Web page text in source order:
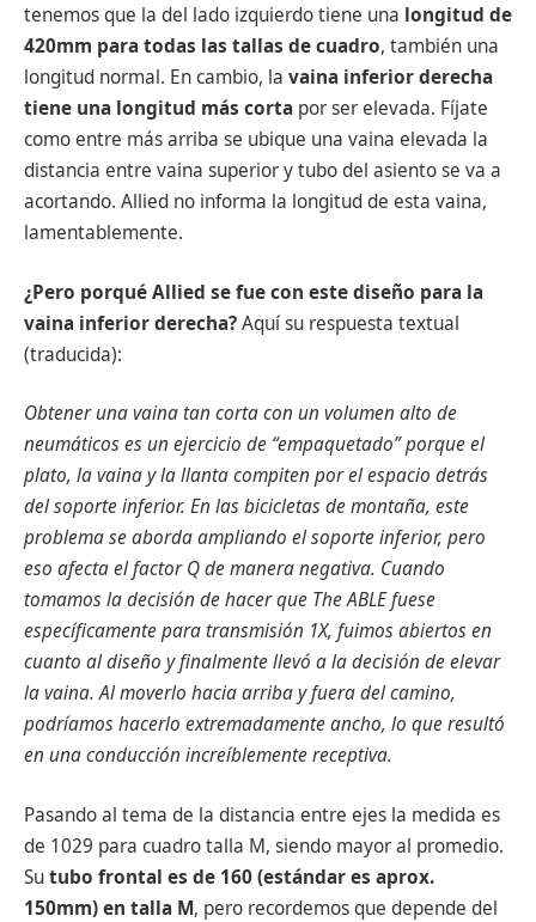
tenemos que la del lado izquierdo tiene una longitud de
420mm para todas las tallas de cuadro, también una
longitud normal. En cambio, la vaina inferior derecha
tiene una longitud más corta por ser elevada. Fíjate
como entre más arriba se ubique una vaina elevada la
distancia entre vaina superior y tubo del asiento se va a
acortando. Allied no informa la longitud de esta vaina,
lamentablemente.
¿Pero porqué Allied se fue con este diseño para la
vaina inferior derecha?Aquí su respuesta textual
(traducida):
Obtener una vaina tan corta con un volumen alto de
neumáticos es un ejercicio de “empaquetado” porque el
plato, la vaina y la llanta compiten por el espacio detrás
del soporte inferior. En las bicicletas de montaña, este
problema se aborda ampliando el soporte inferior, pero
eso afecta el factor Q de manera negativa. Cuando
tomamos la decisión de hacer que The ABLE fuese
específicamente para transmisión 1X, fuimos abiertos en
cuanto al diseño y finalmente llevó a la decisión de elevar
la vaina. Al moverlo hacia arriba y fuera del camino,
podríamos hacerlo extremadamente ancho, lo que resultó
en una conducción increíblemente receptiva.
Pasando al tema de la distancia entre ejes la medida es
de 1029 para cuadro talla M, siendo mayor al promedio.
Sutubo frontal es de 160 (estándar es aprox.
150mm) en talla M, pero recordemos que depende del